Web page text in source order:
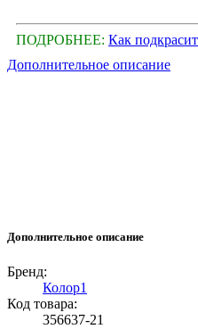
ПОДРОБНЕЕ: Как
Дополнительное описание
Дополнительное описание
Бренд:
Колор1
Код товара:
356637-21